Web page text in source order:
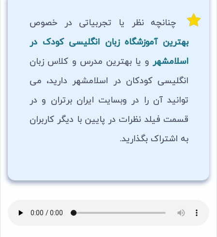
چنانچه نظر یا تجربیاتی در خصوص
بهترین آموزشگاه زبان انگلیسی کودک در
اسلامشهر و یا بهترین مدرس و کلاس زبان
انگلیسی کودکان در اسلامشهر دارید، می
توانید آن را در وبسایت ایران برتران و در
قسمت فیلد نظرات در پایین با دیگر کاربران
به اشتراک بگذارید.